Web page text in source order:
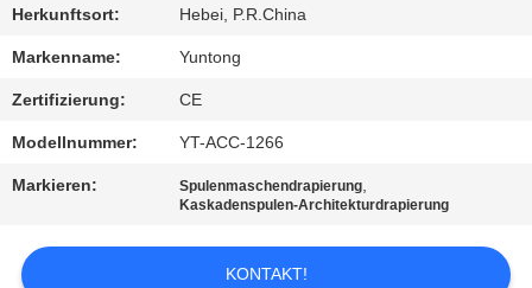
SIE
MIT
UNS
IN
VERBINDUNG
NACHRICHTEN
Herkunftsort: Hebei, P.R.China
Markenname: Yuntong
Zertifizierung: CE
Modellnummer: YT-ACC-1266
Markieren: Spulenmaschendrapierung,
Kaskadenspulen-Architekturdrapierung
KONTAKT!